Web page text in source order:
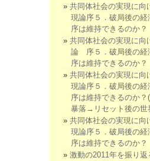
共同体社会の実現に
現論序５．破局後の
序は維持できるのか？
共同体社会の実現に向
論 序５．破局後の経
序は維持できるのか？
共同体社会の実現に
現論序５．破局後の
序は維持できるのか
暴落→リセット後の世
共同体社会の実現に
現論序５．破局後の
序は維持できるのか？
激動の2011年を振り